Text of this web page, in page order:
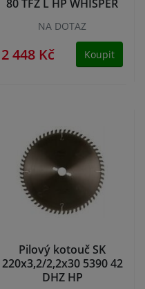
80 TFZ L HP WHISPER
NA DOTAZ
2 448 Kč Koupit
Pilový kotouč SK
220x3,2/2,2x30 5390 42
DHZ HP